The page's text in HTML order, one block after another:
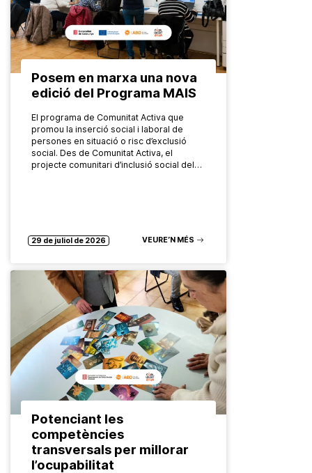
Posem en marxa una nova
edició del Programa MAIS
El programa de Comunitat Activa que
promou la inserció social i laboral de
persones en situació o risc d’exclusió
social. Des de Comunitat Activa, el
projecte comunitari d’inclusió social del…
29 de juliol de 2026 VEURE’N MÉS
Potenciant les
competències
transversals per millorar
l’ocupabilitat